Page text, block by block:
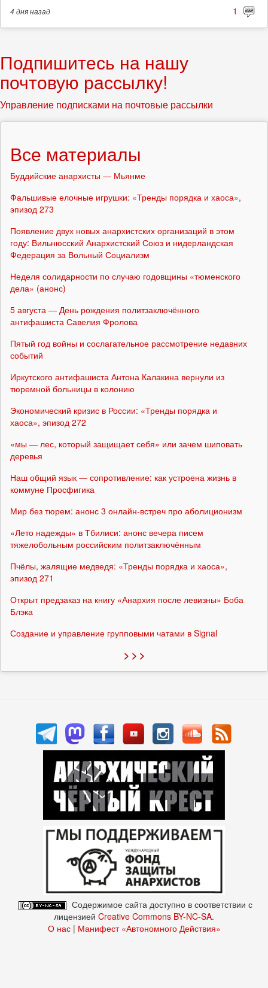
4 дняназад 1
Подпишитесь на нашу
почтовую рассылку!
Управление подписками на почтовые рассылки
Все материалы
Буддийские анархисты — Мьянме
Фальшивые елочные игрушки: «Тренды порядка и хаоса»,
эпизод 273
Появление двух новых анархистских организаций в этом
году: Вильнюсский Анархистский Союз и нидерландская
Федерация за Вольный Социализм
Неделя солидарности по случаю годовщины «тюменского
дела» (анонс)
5 августа — День рождения политзаключённого
антифашиста Савелия Фролова
Пятый год войны и сослагательное рассмотрение недавних
событий
Иркутского антифашиста Антона Калакина вернули из
тюремной больницы в колонию
Экономический кризис в России: «Тренды порядка и
хаоса», эпизод 272
«мы — лес, который защищает себя» или зачем шиповать
деревья
Наш общий язык — сопротивление: как устроена жизнь в
коммуне Просфигика
Мир без тюрем: анонс 3 онлайн-встреч про аболиционизм
«Лето надежды» в Тбилиси: анонс вечера писем
тяжелобольным российским политзаключённым
Пчёлы, жалящие медведя: «Тренды порядка и хаоса»,
эпизод 271
Открыт предзаказ на книгу «Анархия после левизны» Боба
Блэка
Создание и управление групповыми чатами в Signal
> > >
Содержимое сайта доступно в соответствии с
лицензией Creative Commons BY-NC-SA.
О нас| Манифест «Автономного Действия»